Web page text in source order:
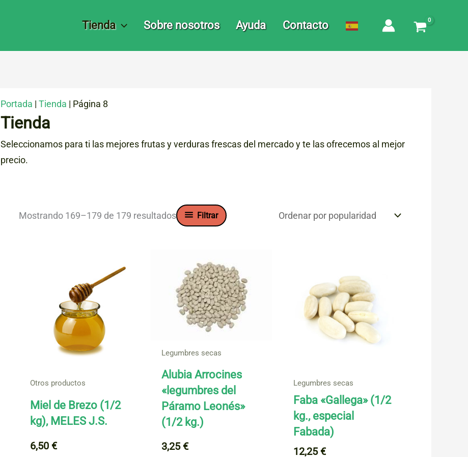
Tienda Sobre nosotros Ayuda Contacto
Portada | Tienda | Página 8
Tienda
Seleccionamos para ti las mejores frutas y verduras frescas del mercado y te las ofrecemos al mejor
precio.
Mostrando 169–179 de 179 resultadosOrdenado
por
Filtrar
Otros productos
Miel de Brezo (1/2
kg), MELES J.S.
6,50 €
Legumbres secas
Alubia Arrocines
«legumbres del
Páramo Leonés»
(1/2 kg.)
3,25 €
Legumbres secas
Faba «Gallega» (1/2
kg., especial
Fabada)
12,25 €